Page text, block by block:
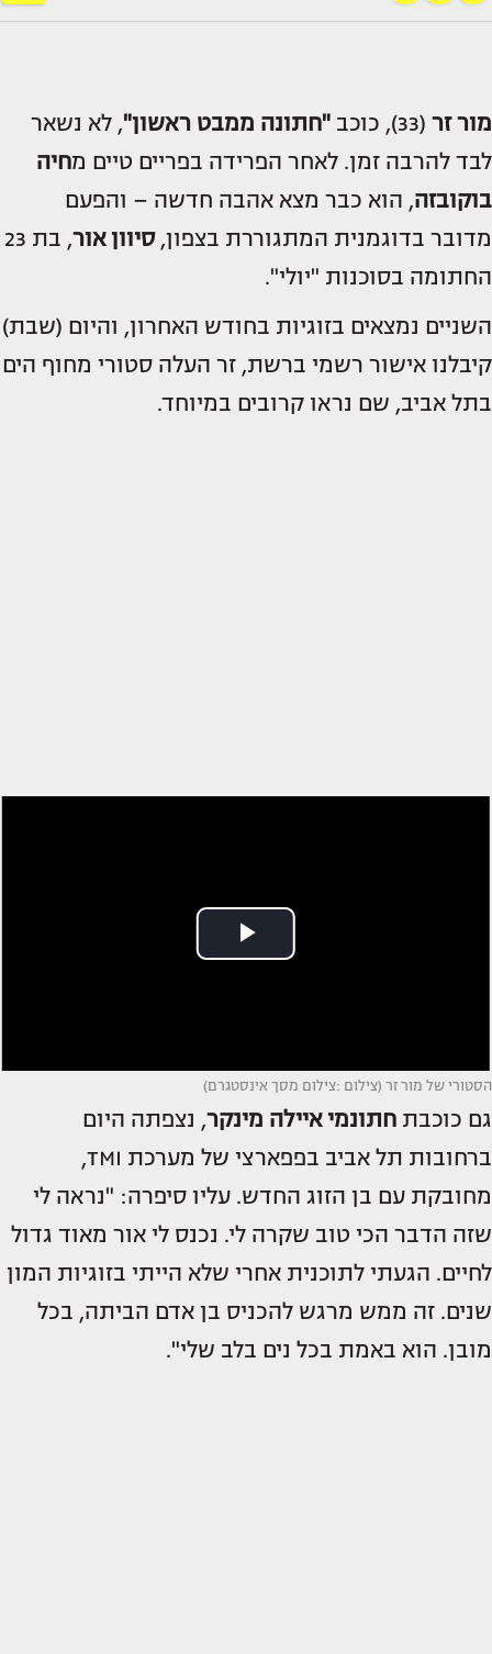
מור זר (33), כוכב "חתונה ממבט ראשון", לא נשאר
לבד להרבה זמן. לאחר הפרידה בפריים טיים מחיה
בוקובזה, הוא כבר מצא אהבה חדשה – והפעם
מדובר בדוגמנית המתגוררת בצפון,סיוון אור
, בת 23
החתומה בסוכנות "יולי".
השניים נמצאים בזוגיות בחודש האחרון, והיום (שבת)
קיבלנו אישור רשמי ברשת, זר העלה סטורי מחוף הים
בתל אביב, שם נראו קרובים במיוחד.
הסטורי של מור זר (צילום :צילום מסך אינסטגרם)
גם כוכבת חתונמיאיילה מינקר, נצפתה היום
ברחובות תל אביב בפפארצי של מערכת TMI,
מחובקת עם בן הזוג החדש. עליו סיפרה: "נראה לי
שזה הדבר הכי טוב שקרה לי. נכנס לי אור מאוד גדול
לחיים. הגעתי לתוכנית אחרי שלא הייתי בזוגיות המון
שנים. זה ממש מרגש להכניס בן אדם הביתה, בכל
מובן. הוא באמת בכל נים בלב שלי".